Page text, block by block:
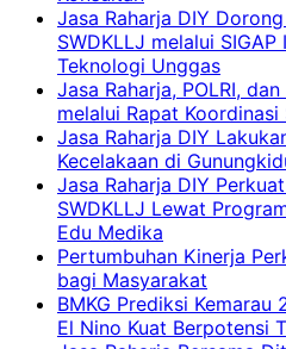
Jasa Raharja DIY
SWDKLLJ melalui
Teknologi Unggas
Jasa Raharja, POLRI,
melalui Rapat Koordinasi
Jasa Raharja DIY
Kecelakaan di
Jasa Raharja DIY
SWDKLLJ Lewat
Edu Medika
Pertumbuhan Kinerja
bagi Masyarakat
BMKG Prediksi
El Nino Kuat Berpotensi